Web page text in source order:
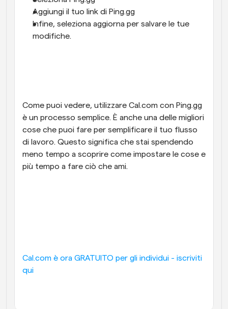
Aggiungi il tuo link di Ping.gg
Infine, seleziona aggiorna per salvare le tue
modifiche.
Come puoi vedere, utilizzare Cal.com con Ping.gg
è un processo semplice. È anche una delle migliori
cose che puoi fare per semplificare il tuo flusso
di lavoro. Questo significa che stai spendendo
meno tempo a scoprire come impostare le cose e
più tempo a fare ciò che ami.
Cal.com è ora GRATUITO per gli individui - iscriviti
qui